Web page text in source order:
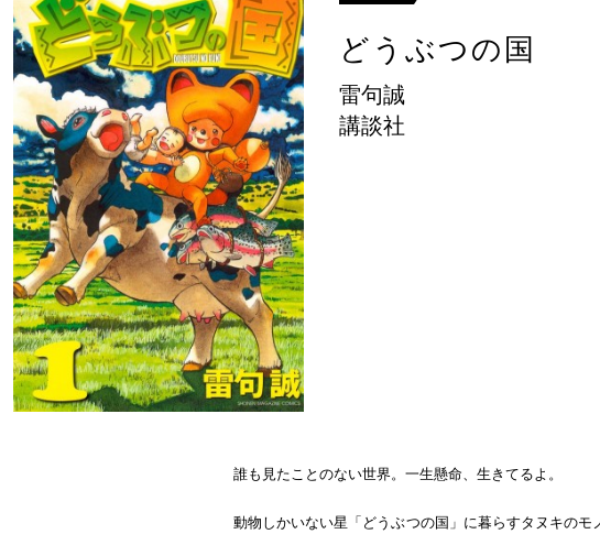
どうぶつの国
雷句誠
講談社
誰も見たことのない世界。一生懸命、生きてるよ。
動物しかいない星「どうぶつの国」に暮らすタヌキの